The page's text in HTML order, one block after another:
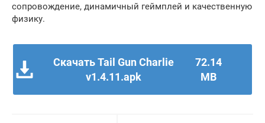
сопровождение, динамичный геймплей и качественную
физику.
Скачать Tail Gun Charlie
v1.4.11.apk
72.14
MB